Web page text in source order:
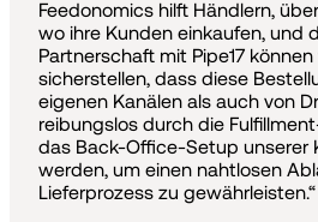
Feedonomics hilft Händlern,
wo ihre Kunden einkaufen, und
Partnerschaft mit Pipe17
sicherstellen, dass diese
eigenen Kanälen als auch von
reibungslos durch die
das Back-Office-Setup unserer
werden, um einen nahtlosen
Lieferprozess zu gewährleisten.“